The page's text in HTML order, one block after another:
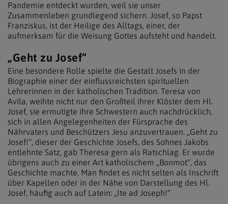
Pandemie entdeckt wurden, weil sie unser
Zusammenleben grundlegend sichern. Josef, so Papst
Franziskus, ist der Heilige des Alltags, einer, der
aufmerksam für die Weisung Gottes aufsteht und handelt.
„Geht zu Josef“
Eine besondere Rolle spielte die Gestalt Josefs in der
Biographie einer der einflussreichsten spirituellen
Lehrerinnen in der katholischen Tradition. Teresa von
Avila, weihte nicht nur den Großteil ihrer Klöster dem Hl.
Josef, sie ermutigte ihre Schwestern auch nachdrücklich,
sich in allen Angelegenheiten der Fürsprache des
Nährvaters und Beschützers Jesu anzuvertrauen. „Geht zu
Josef!“, dieser der Geschichte Josefs, des Sohnes Jakobs
entlehnte Satz, gab Theresa gern als Ratschlag. Er wurde
übrigens auch zu einer Art katholischem „Bonmot“, das
Geschichte machte. Man findet es nicht selten als Inschrift
über Kapellen oder in der Nähe von Darstellung des Hl.
Josef, häufig auch auf Latein: „Ite ad Joseph!“